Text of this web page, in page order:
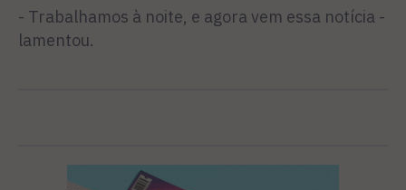
- Trabalhamos à noite, e agora vem essa notícia -
lamentou.